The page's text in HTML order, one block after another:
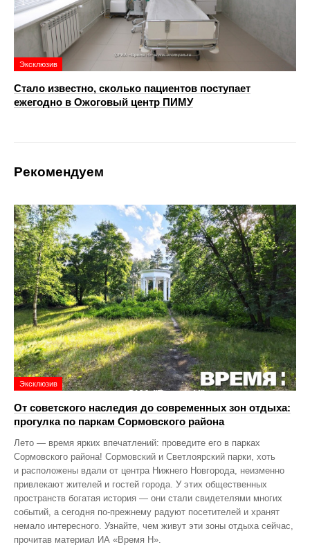
Эксклюзив
Стало известно, сколько пациентов поступает
ежегодно в Ожоговый центр ПИМУ
Рекомендуем
Эксклюзив
От советского наследия до современных зон отдыха:
прогулка по паркам Сормовского района
Лето — время ярких впечатлений: проведите его в парках
Сормовского района! Сормовский и Светлоярский парки, хоть
и расположены вдали от центра Нижнего Новгорода, неизменно
привлекают жителей и гостей города. У этих общественных
пространств богатая история — они стали свидетелями многих
событий, а сегодня по‑прежнему радуют посетителей и хранят
немало интересного. Узнайте, чем живут эти зоны отдыха сейчас,
прочитав материал ИА «Время Н».